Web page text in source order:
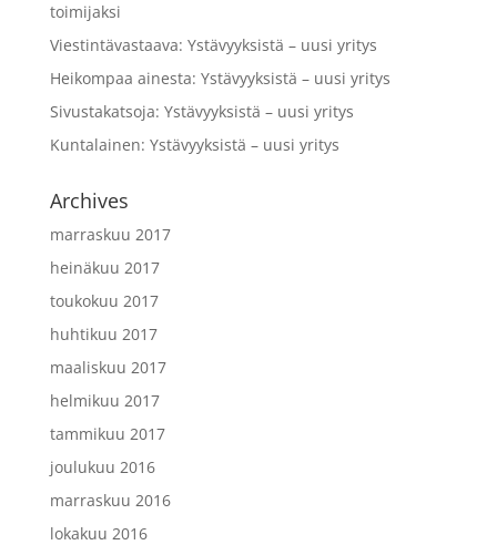
toimijaksi
Viestintävastaava: Ystävyyksistä – uusi yritys
Heikompaa ainesta: Ystävyyksistä – uusi yritys
Sivustakatsoja: Ystävyyksistä – uusi yritys
Kuntalainen: Ystävyyksistä – uusi yritys
Archives
marraskuu 2017
heinäkuu 2017
toukokuu 2017
huhtikuu 2017
maaliskuu 2017
helmikuu 2017
tammikuu 2017
joulukuu 2016
marraskuu 2016
lokakuu 2016